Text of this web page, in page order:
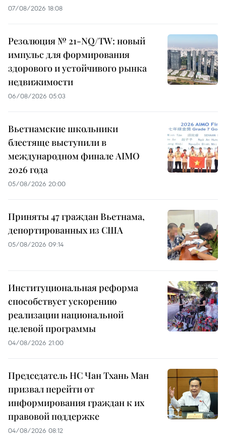
07/08/2026 18:08
Резолюция № 21-NQ/TW: новый
импульс для формирования
здорового и устойчивого рынка
недвижимости
06/08/2026 05:03
Вьетнамские школьники
блестяще выступили в
международном финале AIMO
2026 года
05/08/2026 20:00
Приняты 47 граждан Вьетнама,
депортированных из США
05/08/2026 09:14
Институциональная реформа
способствует ускорению
реализации национальной
целевой программы
04/08/2026 21:00
Председатель НС Чан Тхань Ман
призвал перейти от
информирования граждан к их
правовой поддержке
04/08/2026 08:12